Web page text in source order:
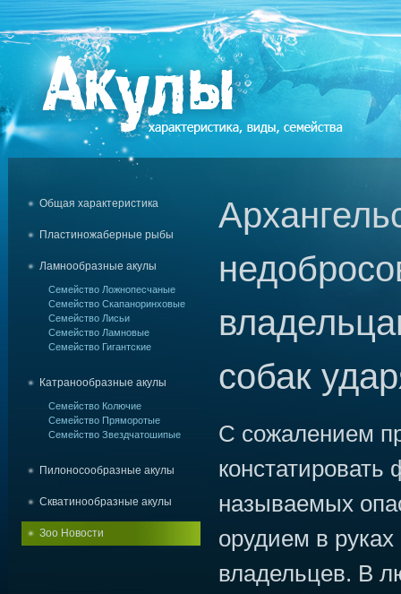
Общая характеристика
Пластиножаберные рыбы
Ламнообразные акулы
Семейство Ложнопесчаные
Семейство Скапаноринховые
Семейство Лисьи
Семейство Ламновые
Семейство Гигантские
Катранообразные акулы
Семейство Колючие
Семейство Пряморотые
Семейство Звездчатошипые
Пилоносообразные акулы
Скватинообразные акулы
Зоо Новости
собак
С сожалением
констатировать
называемых
орудием в
владельцев. В